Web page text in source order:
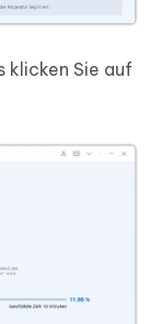
klicken Sie auf